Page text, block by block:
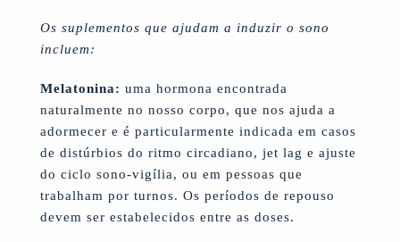
Os suplementos que ajudam a induzir o sono
incluem:
Melatonina: uma hormona encontrada
naturalmente no nosso corpo, que nos ajuda a
adormecer e é particularmente indicada em casos
de distúrbios do ritmo circadiano, jet lag e ajuste
do ciclo sono-vigília, ou em pessoas que
trabalham por turnos. Os períodos de repouso
devem ser estabelecidos entre as doses.